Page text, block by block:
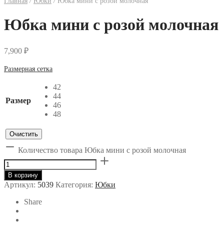
Юбка мини с розой молочная
7,900 ₽
Размерная сетка
Размер
42
44
46
48
Очистить
Количество товара Юбка мини с розой молочная
В корзину
Артикул: 5039 Категория: Юбки
Share